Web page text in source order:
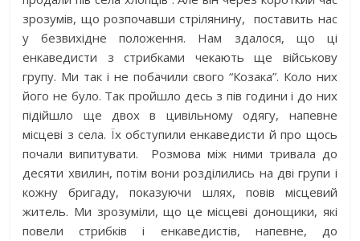
зрозумів, що розпочавши стрілянину, поставить нас
у безвихідне положення. Нам здалося, що ці
енкаведисти з стрибками чекають ще військову
групу. Ми так і не побачили свого “Козака”. Коло них
його не було. Так пройшло десь з пів години і до них
підійшло ще двох в цивільному одягу, напевне
місцеві з села. Їх обступили енкаведисти й про щось
почали випитувати. Розмова між ними тривала до
десяти хвилин, потім вони розділились на дві групи і
кожну бригаду, показуючи шлях, повів місцевий
житель. Ми зрозуміли, що це місцеві донощики, які
повели стрибків і енкаведистів, напевне, до